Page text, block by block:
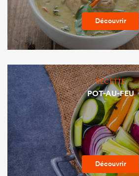
Découvrir
RECETTE
POT-AU-FEU
Découvrir